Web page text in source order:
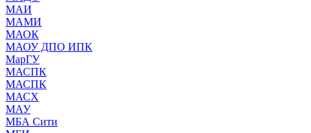
МАИ
МАМИ
МАОК
МАОУ ДПО ИПК
МарГУ
МАСПК
МАСПК
МАСХ
МАУ
МБА Сити